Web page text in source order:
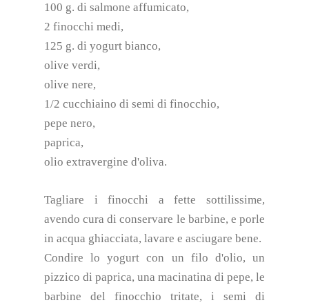
100 g. di salmone affumicato,
2 finocchi medi,
125 g. di yogurt bianco,
olive verdi,
olive nere,
1/2 cucchiaino di semi di finocchio,
pepe nero,
paprica,
olio extravergine d'oliva.
Tagliare i finocchi a fette sottilissime,
avendo cura di conservare le barbine, e porle
in acqua ghiacciata, lavare e asciugare bene.
Condire lo yogurt con un filo d'olio, un
pizzico di paprica, una macinatina di pepe, le
barbine del finocchio tritate, i semi di